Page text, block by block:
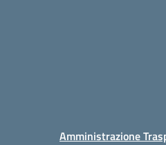
Amministrazione